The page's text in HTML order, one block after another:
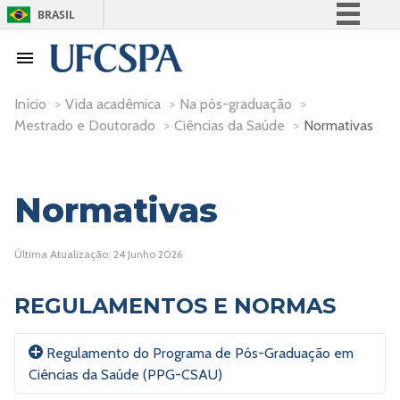
BRASIL
Participe
Acesso à informação
Início > Vida acadêmica > Na pós-graduação >
Mestrado e Doutorado > Ciências da Saúde > Normativas
Normativas
Última Atualização: 24 Junho 2026
REGULAMENTOS E NORMAS
Regulamento do Programa de Pós-Graduação em
Ciências da Saúde (PPG-CSAU)